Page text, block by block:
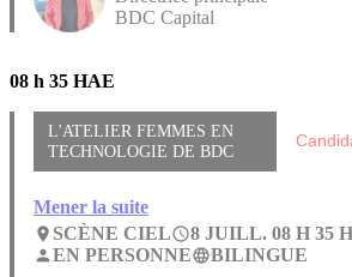
BDC Capital
08 h 35 HAE
L'ATELIER FEMMES EN
TECHNOLOGIE DE BDC
Mener la suite
place SCÈNE CIELaccess_time8 JUILL. 08 H 35
personEN PERSONNElanguageBILINGUE